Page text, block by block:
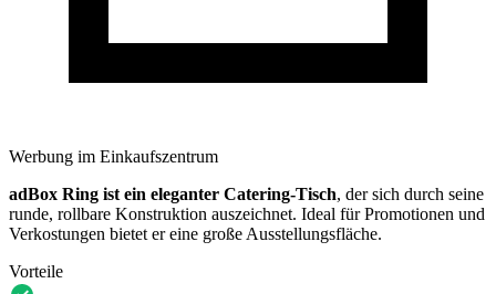
Werbung im Einkaufszentrum
adBox Ring ist ein eleganter Catering-Tisch, der sich durch seine
runde, rollbare Konstruktion auszeichnet. Ideal für Promotionen und
Verkostungen bietet er eine große Ausstellungsfläche.
Vorteile